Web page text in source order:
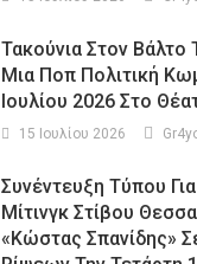
Τακούνια Στον
Μια Ποπ Πολιτική
Ιουλίου 2026 Στο
15 Ιουλίου 2026
Συνέντευξη Τύπου
Μίτινγκ Στίβου
«Κώστας Σπανίδης»